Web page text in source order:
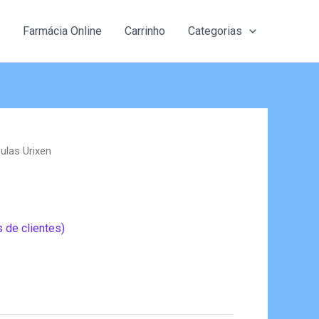
Farmácia Online Carrinho Categorias
Urixen
de clientes)